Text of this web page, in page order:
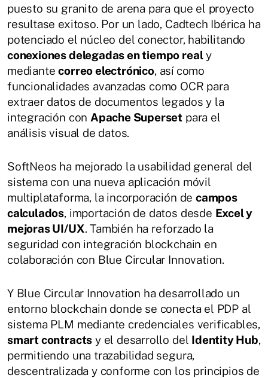
puesto su granito de arena para que el proyecto
resultase exitoso. Por un lado, Cadtech Ibérica ha
potenciado el núcleo del conector, habilitando
conexiones delegadas en tiempo realy
mediantecorreo electrónico, así como
funcionalidades avanzadas como OCR para
extraer datos de documentos legados y la
integración con Apache Superset para el
análisis visual de datos.
SoftNeos ha mejorado la usabilidad general del
sistema con una nueva aplicación móvil
multiplataforma, la incorporación de campos
calculados, importación de datos desde Excel y
mejoras UI/UX. También ha reforzado la
seguridad con integración blockchain en
colaboración con Blue Circular Innovation.
Y Blue Circular Innovation ha desarrollado un
entorno blockchain donde se conecta el PDP al
sistema PLM mediante credenciales verificables,
smart contracts y el desarrollo del Identity Hub,
permitiendo una trazabilidad segura,
descentralizada y conforme con los principios de